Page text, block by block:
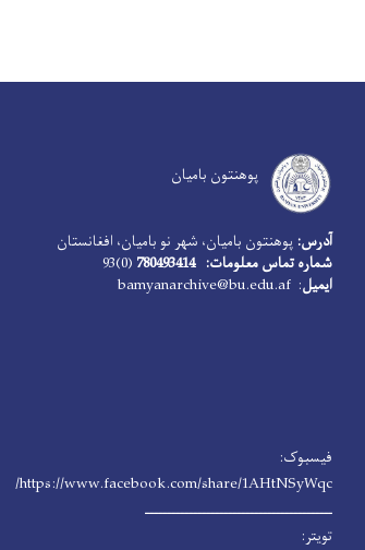
پوهنتون بامیان
آدرس: پوهنتون بامیان، شهر نو بامیان، افغانستان
شماره تماس معلومات: 780493414
(0)93
ایمیل: bamyanarchive@bu.edu.af
فیسبوک:
https://www.facebook.com/share/1AHtNSyWqc/
ـــــــــــــــــــــــــــــــــــــــــــ
تویتر: